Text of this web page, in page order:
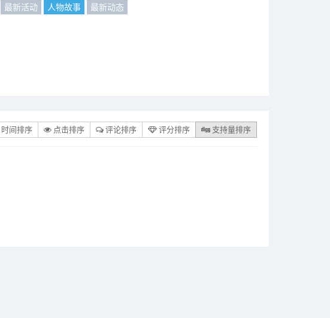
最新活动 人物故事
最新动态
时间排序 点击排序 评论排序 评分排序 支持量排序